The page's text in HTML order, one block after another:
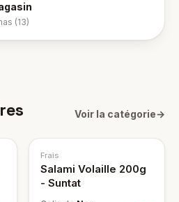
(13)
Voir la catégorie→
Frais
Salami Volaille 200g
- Suntat